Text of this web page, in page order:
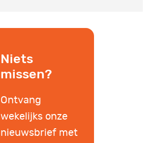
Niets
missen?
Ontvang
wekelijks onze
nieuwsbrief met